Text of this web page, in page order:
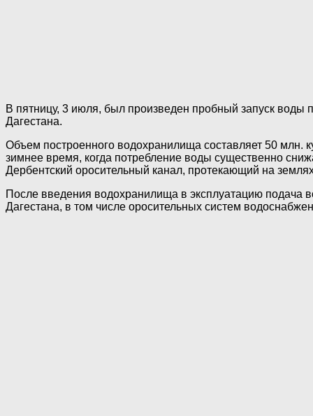
В пятницу, 3 июля, был произведен пробный запуск
Дагестана.
Объем построенного водохранилища составляет 50 млн.
зимнее время, когда потребление воды существенно
Дербентский оросительный канал, протекающий на
После введения водохранилища в эксплуатацию подача
Дагестана, в том числе оросительных систем